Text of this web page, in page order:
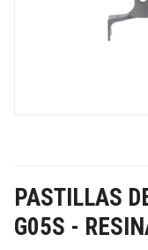
PASTILLAS
G05S -